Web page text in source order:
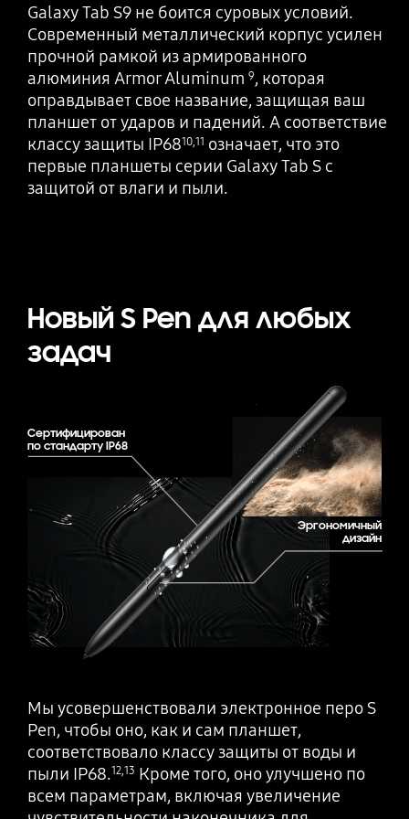
Galaxy Tab S9 не боится суровых условий.
Современный металлический корпус усилен
прочной рамкой из армированного
алюминия Armor Aluminum 9, которая
оправдывает свое название, защищая ваш
планшет от ударов и падений. А соответствие
классу защиты IP6810, 11 означает, что это
первые планшеты серии Galaxy Tab S с
защитой от влаги и пыли.
Новый S Pen для любых
задач
Сертифицирован
по стандарту IP68
Эргономичный
дизайн
Мы усовершенствовали электронное перо S
Pen, чтобы оно, как и сам планшет,
соответствовало классу защиты от воды и
пыли IP68.12,13 Кроме того, оно улучшено по
всем параметрам, включая увеличение